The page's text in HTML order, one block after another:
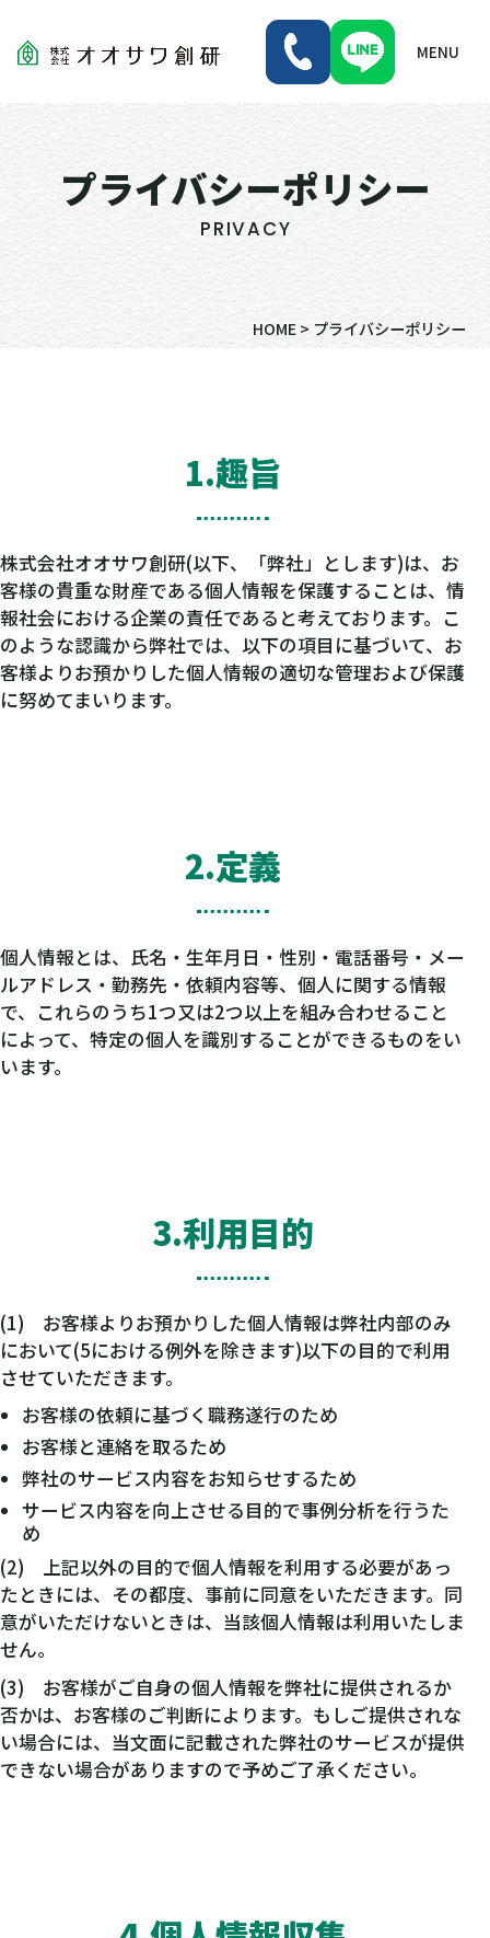
MENU
プライバシーポリシー
PRIVACY
HOME> プライバシーポリシー
1.趣旨
株式会社オオサワ創研(以下、「弊社」とします)は、お
客様の貴重な財産である個人情報を保護することは、情
報社会における企業の責任であると考えております。こ
のような認識から弊社では、以下の項目に基づいて、お
客様よりお預かりした個人情報の適切な管理および保護
に努めてまいります。
2.定義
個人情報とは、氏名・生年月日・性別・電話番号・メー
ルアドレス・勤務先・依頼内容等、個人に関する情報
で、これらのうち1つ又は2つ以上を組み合わせること
によって、特定の個人を識別することができるものをい
います。
3.利用目的
(1) お客様よりお預かりした個人情報は弊社内部のみ
において(5における例外を除きます)以下の目的で利用
させていただきます。
お客様の依頼に基づく職務遂行のため
お客様と連絡を取るため
弊社のサービス内容をお知らせするため
サービス内容を向上させる目的で事例分析を行うた
め
(2) 上記以外の目的で個人情報を利用する必要があっ
たときには、その都度、事前に同意をいただきます。同
意がいただけないときは、当該個人情報は利用いたしま
せん。
(3) お客様がご自身の個人情報を弊社に提供されるか
否かは、お客様のご判断によります。もしご提供されな
い場合には、当文面に記載された弊社のサービスが提供
できない場合がありますので予めご了承ください。